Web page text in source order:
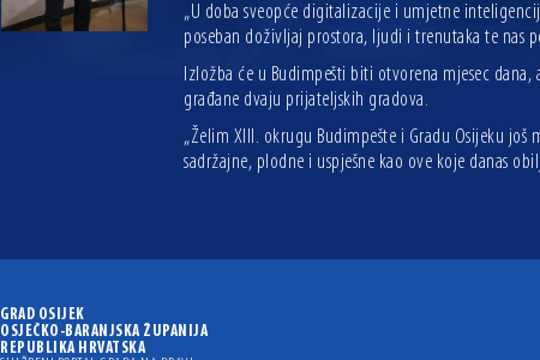
„U doba sveopće digitalizacije i umjetne
poseban doživljaj prostora, ljudi i trenutaka te nas
Izložba će u Budimpešti biti otvorena mjesec
građane dvaju prijateljskih gradova.
„Želim XIII. okrugu Budimpešte i Gradu Osijeku
sadržajne, plodne i uspješne kao ove koje danas
GRAD OSIJEK
OSJEČKO-BARANJSKA ŽUPANIJA
REPUBLIKA HRVATSKA